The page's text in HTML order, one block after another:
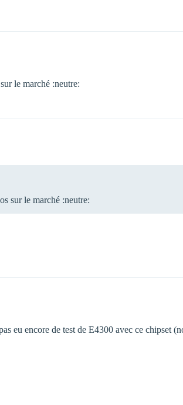
le marché :neutre:
sur le marché :neutre:
eu encore de test de E4300 avec ce chipset